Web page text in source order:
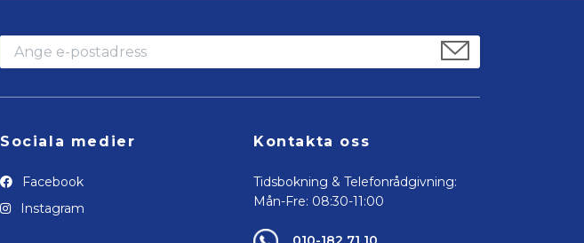
Sociala medier
Facebook
Instagram
Kontakta oss
Tidsbokning & Telefonrådgivning:
Mån-Fre: 08:30-11:00